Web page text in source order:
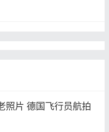
照片 德国飞行员航拍